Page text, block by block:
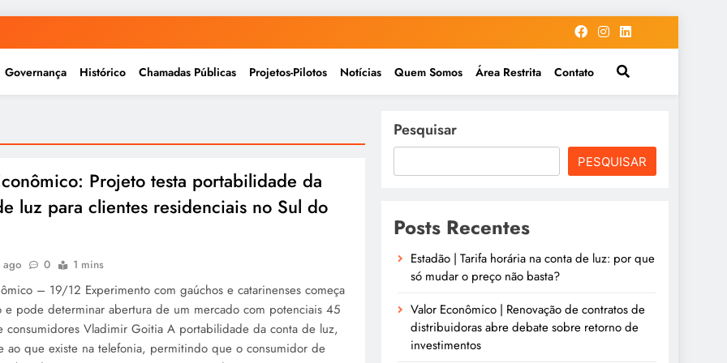
Governança Histórico Chamadas Públicas Projetos-Pilotos Notícias Quem Somos Área Restrita Contato
Projeto testa portabilidade da
luz para clientes residenciais no Sul do
ago 0 1 mins
– 19/12 Experimento com gaúchos e catarinenses começa
e pode determinar abertura de um mercado com potenciais 45
consumidores Vladimir Goitia A portabilidade da conta de luz,
ao que existe na telefonia, permitindo que o consumidor de
Pesquisar
PESQUISAR
Posts Recentes
Estadão | Tarifa horária na conta de luz: por que
só mudar o preço não basta?
Valor Econômico | Renovação de contratos de
distribuidoras abre debate sobre retorno de
investimentos